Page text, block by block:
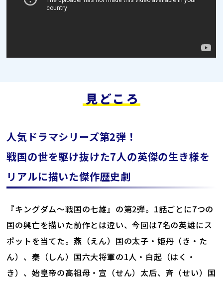
見どころ
人気ドラマシリーズ第2弾！
戦国の世を駆け抜けた7人の英傑の生き様を
リアルに描いた傑作歴史劇
『キングダム～戦国の七雄』の第2弾。1話ごとに7つの
国の興亡を描いた前作とは違い、今回は7名の英雄にス
ポットを当てた。燕（えん）国の太子・姫丹（き・た
ん）、秦（しん）国六大将軍の1人・白起（はく・
き）、始皇帝の高祖母・宣（せん）太后、斉（せい）国